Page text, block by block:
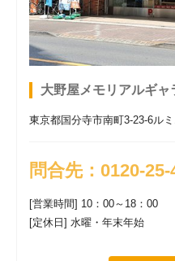
大野屋メモリアルギャ
東京都国分寺市南町3-23-6ル
問合先：0120-25-
[営業時間] 10：00～18：00
[定休日] 水曜・年末年始